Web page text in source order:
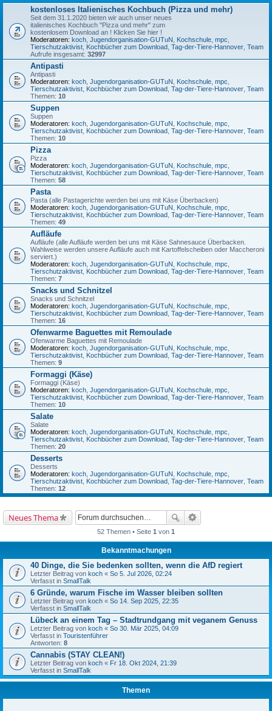
kostenloses Italienisches Kochbuch (Pizza und mehr)
Seit dem 31.1.2020 bieten wir auch unser neues
italienisches Kochbuch "Pizza und mehr" zum
kostenlosem Download an ! Klicken Sie hier !
Moderatoren: koch, Jugendorganisation-GUTuN, Kochschule, mpc,
Tierschutzaktivist, Kochbücher zum Download, Tag-der-Tiere-Hannover, Team
Aufrufe insgesamt: 32997
Antipasti
Antipasti
Moderatoren: koch, Jugendorganisation-GUTuN, Kochschule, mpc,
Tierschutzaktivist, Kochbücher zum Download, Tag-der-Tiere-Hannover, Team
Themen: 10
Suppen
Suppen
Moderatoren: koch, Jugendorganisation-GUTuN, Kochschule, mpc,
Tierschutzaktivist, Kochbücher zum Download, Tag-der-Tiere-Hannover, Team
Themen: 10
Pizza
Pizza
Moderatoren: koch, Jugendorganisation-GUTuN, Kochschule, mpc,
Tierschutzaktivist, Kochbücher zum Download, Tag-der-Tiere-Hannover, Team
Themen: 58
Pasta
Pasta (alle Pastagerichte werden bei uns mit Käse Überbacken)
Moderatoren: koch, Jugendorganisation-GUTuN, Kochschule, mpc,
Tierschutzaktivist, Kochbücher zum Download, Tag-der-Tiere-Hannover, Team
Themen: 49
Aufläufe
Aufläufe (alle Aufläufe werden bei uns mit Käse Sahnesauce Überbacken.
Wahlweise werden unsere Aufläufe auch mit Kartoffelscheiben oder Maccheroni
serviert.)
Moderatoren: koch, Jugendorganisation-GUTuN, Kochschule, mpc,
Tierschutzaktivist, Kochbücher zum Download, Tag-der-Tiere-Hannover, Team
Themen: 7
Snacks und Schnitzel
Snacks und Schnitzel
Moderatoren: koch, Jugendorganisation-GUTuN, Kochschule, mpc,
Tierschutzaktivist, Kochbücher zum Download, Tag-der-Tiere-Hannover, Team
Themen: 16
Ofenwarme Baguettes mit Remoulade
Ofenwarme Baguettes mit Remoulade
Moderatoren: koch, Jugendorganisation-GUTuN, Kochschule, mpc,
Tierschutzaktivist, Kochbücher zum Download, Tag-der-Tiere-Hannover, Team
Themen: 9
Formaggi (Käse)
Formaggi (Käse)
Moderatoren: koch, Jugendorganisation-GUTuN, Kochschule, mpc,
Tierschutzaktivist, Kochbücher zum Download, Tag-der-Tiere-Hannover, Team
Themen: 10
Salate
Salate
Moderatoren: koch, Jugendorganisation-GUTuN, Kochschule, mpc,
Tierschutzaktivist, Kochbücher zum Download, Tag-der-Tiere-Hannover, Team
Themen: 20
Desserts
Desserts
Moderatoren: koch, Jugendorganisation-GUTuN, Kochschule, mpc,
Tierschutzaktivist, Kochbücher zum Download, Tag-der-Tiere-Hannover, Team
Themen: 12
Neues Thema
52 Themen • Seite 1 von 1
Bekanntmachungen
40 Dinge, die Sie bedenken sollten, wenn die AfD regiert
Letzter Beitrag von koch « So 5. Jul 2026, 02:24
Verfasst in SmallTalk
6 Gründe, warum Fische im Wasser bleiben sollten
Letzter Beitrag von koch « So 14. Sep 2025, 22:35
Verfasst in SmallTalk
Lübeck an einem Tag – Stadtrundgang mit veganem Genuss
Letzter Beitrag von koch « So 30. Mär 2025, 04:09
Verfasst in Touristenführer
Antworten: 8
Cannabis (STAY CLEAN!)
Letzter Beitrag von koch « Fr 18. Okt 2024, 21:39
Verfasst in SmallTalk
Themen